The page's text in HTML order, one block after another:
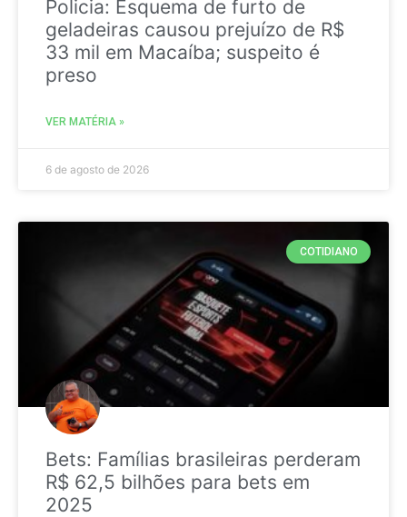
Policia: Esquema de furto de
geladeiras causou prejuízo de R$
33 mil em Macaíba; suspeito é
preso
VER MATÉRIA »
6 de agosto de 2026
COTIDIANO
Bets: Famílias brasileiras perderam
R$ 62,5 bilhões para bets em
2025